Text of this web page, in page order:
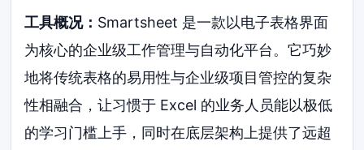
工具概况： Smartsheet 是一款以电子表格界面
为核心的企业级工作管理与自动化平台。它巧妙
地将传统表格的易用性与企业级项目管控的复杂
性相融合，让习惯于 Excel 的业务人员能以极低
的学习门槛上手，同时在底层架构上提供了远超